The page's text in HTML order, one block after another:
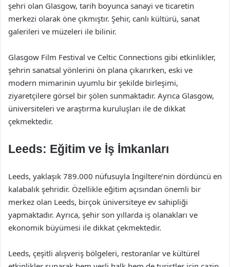
şehri olan Glasgow, tarih boyunca sanayi ve ticaretin
merkezi olarak öne çıkmıştır. Şehir, canlı kültürü, sanat
galerileri ve müzeleri ile bilinir.
Glasgow Film Festival ve Celtic Connections gibi etkinlikler,
şehrin sanatsal yönlerini ön plana çıkarırken, eski ve
modern mimarinin uyumlu bir şekilde birleşimi,
ziyaretçilere görsel bir şölen sunmaktadır. Ayrıca Glasgow,
üniversiteleri ve araştırma kuruluşları ile de dikkat
çekmektedir.
Leeds: Eğitim ve İş İmkanları
Leeds, yaklaşık 789.000 nüfusuyla İngiltere’nin dördüncü en
kalabalık şehridir. Özellikle eğitim açısından önemli bir
merkez olan Leeds, birçok üniversiteye ev sahipliği
yapmaktadır. Ayrıca, şehir son yıllarda iş olanakları ve
ekonomik büyümesi ile dikkat çekmektedir.
Leeds, çeşitli alışveriş bölgeleri, restoranlar ve kültürel